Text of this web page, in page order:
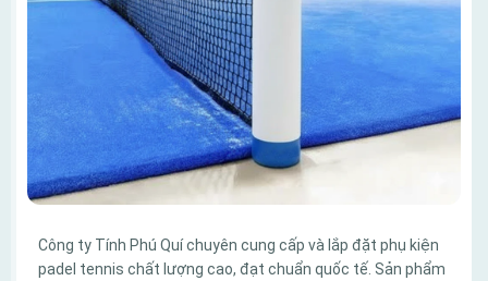
Công ty Tính Phú Quí chuyên cung cấp và lắp đặt phụ kiện
padel tennis chất lượng cao, đạt chuẩn quốc tế. Sản phẩm